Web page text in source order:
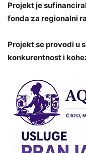
Projekt je
fonda za regionalni
Projekt se provodi u
konkurentnost i